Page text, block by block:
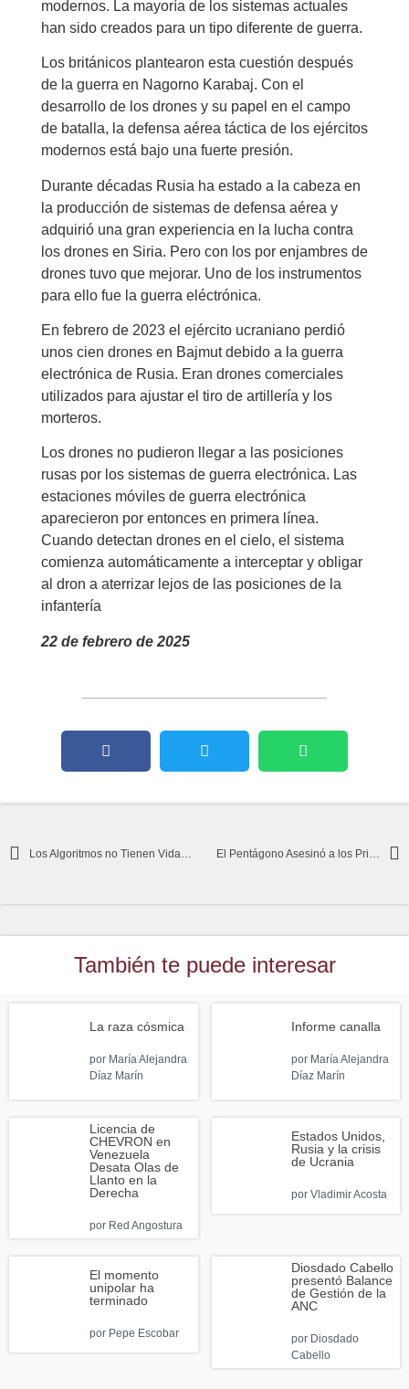
modernos. La mayoría de los sistemas actuales
han sido creados para un tipo diferente de guerra.
Los británicos plantearon esta cuestión después
de la guerra en Nagorno Karabaj. Con el
desarrollo de los drones y su papel en el campo
de batalla, la defensa aérea táctica de los ejércitos
modernos está bajo una fuerte presión.
Durante décadas Rusia ha estado a la cabeza en
la producción de sistemas de defensa aérea y
adquirió una gran experiencia en la lucha contra
los drones en Siria. Pero con los por enjambres de
drones tuvo que mejorar. Uno de los instrumentos
para ello fue la guerra eléctrónica.
En febrero de 2023 el ejército ucraniano perdió
unos cien drones en Bajmut debido a la guerra
electrónica de Rusia. Eran drones comerciales
utilizados para ajustar el tiro de artillería y los
morteros.
Los drones no pudieron llegar a las posiciones
rusas por los sistemas de guerra electrónica. Las
estaciones móviles de guerra electrónica
aparecieron por entonces en primera línea.
Cuando detectan drones en el cielo, el sistema
comienza automáticamente a interceptar y obligar
al dron a aterrizar lejos de las posiciones de la
infantería
22 de febrero de 2025
Los Algoritmos no Tienen Vida Propia El Pentágono Asesinó a los Prisioneros de Guerra Estadounidenses Capturados por los Vietnamitas
También te puede interesar
La raza cósmica
porMaría Alejandra
Díaz Marín
Informe canalla
por María Alejandra
Díaz Marín
Licencia de
CHEVRON en
Venezuela
Desata Olas de
Llanto en la
Derecha
porRed Angostura
Estados Unidos,
Rusia y la crisis
de Ucrania
por Vladimir Acosta
El momento
unipolar ha
terminado
porPepe Escobar
Diosdado Cabello
presentó Balance
de Gestión de la
ANC
por Diosdado
Cabello